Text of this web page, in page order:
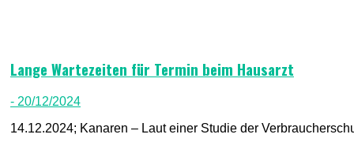
Lange Wartezeiten für Termin beim Hausarzt
- 20/12/2024
14.12.2024; Kanaren – Laut einer Studie der